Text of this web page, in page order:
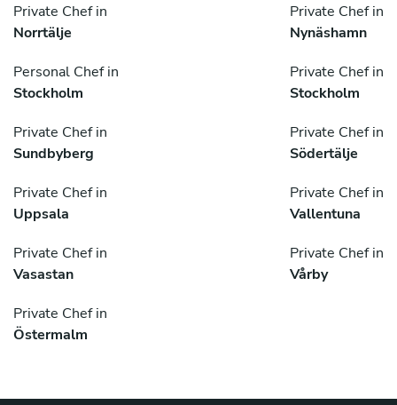
Private Chef in
Norrtälje
Private Chef in
Nynäshamn
Personal Chef in
Stockholm
Private Chef in
Stockholm
Private Chef in
Sundbyberg
Private Chef in
Södertälje
Private Chef in
Uppsala
Private Chef in
Vallentuna
Private Chef in
Vasastan
Private Chef in
Vårby
Private Chef in
Östermalm